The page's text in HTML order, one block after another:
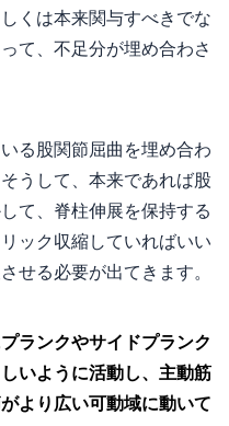
くは本来関与すべきでな
て、不足分が埋め合わさ
る股関節屈曲を埋め合わ
うして、本来であれば股
て、脊柱伸展を保持する
ック収縮していればいい
せる必要が出てきます。
ランクやサイドプランク
いように活動し、主動筋
より広い可動域に動いて